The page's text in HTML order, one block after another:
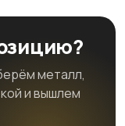
металл,
и вышлем